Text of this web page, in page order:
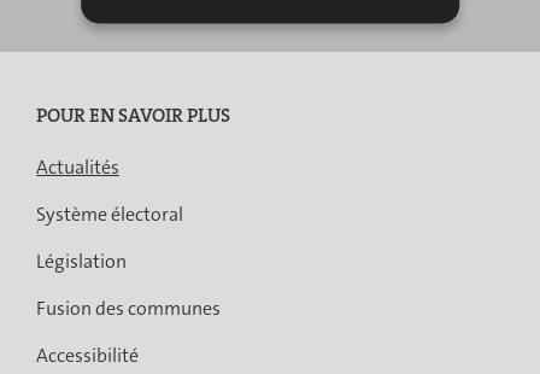
POUR EN SAVOIR PLUS
Actualités
Système électoral
Législation
Fusion des communes
Accessibilité